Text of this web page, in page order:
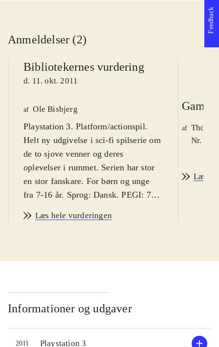
Anmeldelser (2)
Bibliotekernes vurdering
d. 11. okt. 2011
af Ole Bisbjerg
Playstation 3. Platform/actionspil.
Helt ny udgivelse i sci-fi spilserie om
de to sjove venner og deres
oplevelser i rummet. Serien har stor
en stor fanskare. For børn og unge
fra 7-16 år. Sprog: Dansk. PEGI: 7,
skræmmende episoder. Danske børn
Ratchet og Clank tvinges her til at
Quark og endnu værre: med den onde
robot Doctor Nefarius. Ellers kan de
nemlig ikke slippe ud af en ond
monstermaskine. Det er et traditionelt
platformspil med masser af action.
Læs hele vurderingen
Game
af
Nr.
Læs
Informationer og udgaver
2011 Playstation 3
Feedback